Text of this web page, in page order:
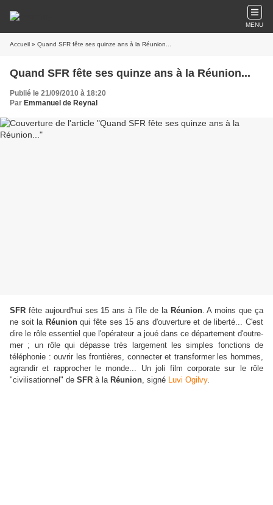
MENU
Accueil » Quand SFR fête ses quinze ans à la Réunion...
Quand SFR fête ses quinze ans à la Réunion...
Publié le 21/09/2010 à 18:20
Par Emmanuel de Reynal
SFR fête aujourd'hui ses 15 ans à l'île de la Réunion. A moins que ça
ne soit la Réunionqui fête ses 15 ans d'ouverture et de liberté... C'est
dire le rôle essentiel que l'opérateur a joué dans ce département d'outre-
mer ; un rôle qui dépasse très largement les simples fonctions de
téléphonie : ouvrir les frontières, connecter et transformer les hommes,
agrandir et rapprocher le monde... Un joli film corporate sur le rôle
"civilisationnel" de SFR à la Réunion, signé Luvi Ogilvy.